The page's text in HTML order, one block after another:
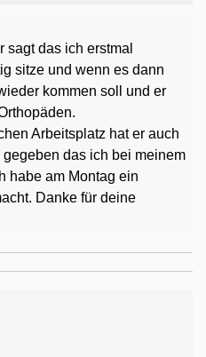
sagt das ich erstmal
sitze und wenn es dann
kommen soll und er
Arbeitsplatz hat er auch
das ich bei meinem
habe am Montag ein
Danke für deine